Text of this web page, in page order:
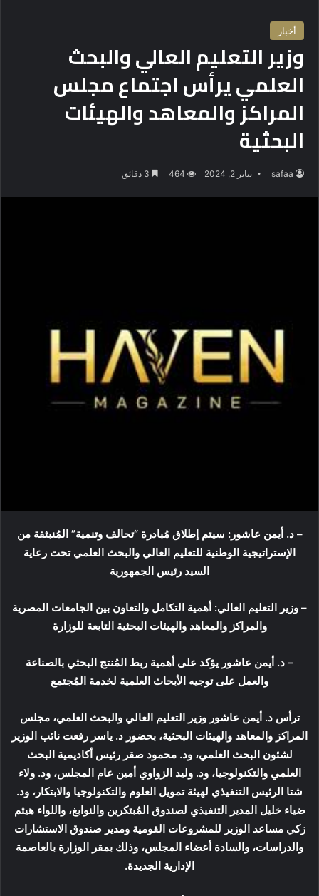
أخبار
وزير التعليم العالي والبحث
العلمي يرأس اجتماع مجلس
المراكز والمعاهد والهيئات
البحثية
safaa يناير 2, 2024 464
– د. أيمن عاشور: سيتم إطلاق مُبادرة “تحالف وتنمية” المُنبثقة من
الإستراتيجية الوطنية للتعليم العالي والبحث العلمي تحت رعاية
السيد رئيس الجمهورية
– وزير التعليم العالي: أهمية التكامل والتعاون بين الجامعات المصرية
والمراكز والمعاهد والهيئات البحثية التابعة للوزارة
– د. أيمن عاشور يؤكد على أهمية ربط المُنتج البحثي بالصناعة
والعمل على توجيه الأبحاث العلمية لخدمة المُجتمع
ترأس د. أيمن عاشور وزير التعليم العالي والبحث العلمي، مجلس
المراكز والمعاهد والهيئات البحثية، بحضور د. ياسر رفعت نائب الوزير
لشئون البحث العلمي، ود. محمود صقر رئيس أكاديمية البحث
العلمي والتكنولوجيا، ود. وليد الزواوي أمين عام المجلس، ود. ولاء
شتا الرئيس التنفيذي لهيئة تمويل العلوم والتكنولوجيا والابتكار، ود.
ضياء خليل المدير التنفيذي لصندوق المُبتكرين والنوابغ، واللواء هيثم
زكي مساعد الوزير للمشروعات القومية ومدير صندوق الاستشارات
والدراسات، والسادة أعضاء المجلس، وذلك بمقر الوزارة بالعاصمة
الإدارية الجديدة.